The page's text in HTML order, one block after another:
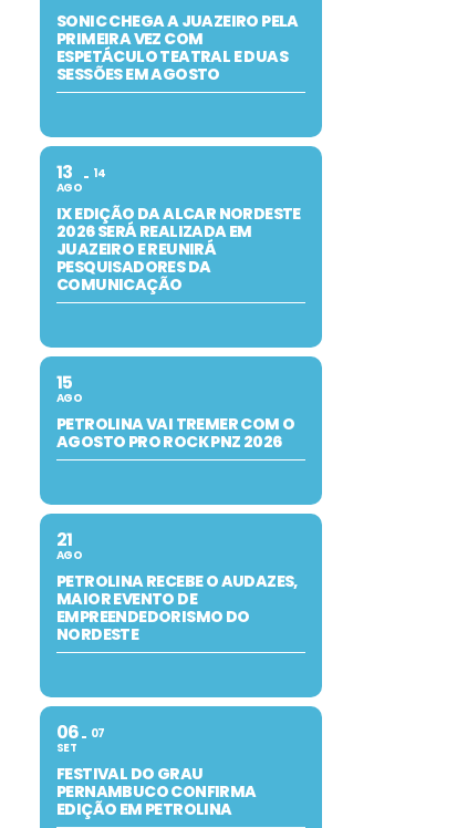
SONIC CHEGA A JUAZEIRO PELA
PRIMEIRA VEZ COM
ESPETÁCULO TEATRAL E DUAS
SESSÕES EM AGOSTO
13
AGO
14
IX EDIÇÃO DA ALCAR NORDESTE
2026 SERÁ REALIZADA EM
JUAZEIRO E REUNIRÁ
PESQUISADORES DA
COMUNICAÇÃO
15
AGO
PETROLINA VAI TREMER COM O
AGOSTO PRO ROCK PNZ 2026
21
AGO
PETROLINA RECEBE O AUDAZES,
MAIOR EVENTO DE
EMPREENDEDORISMO DO
NORDESTE
06
SET
07
FESTIVAL DO GRAU
PERNAMBUCO CONFIRMA
EDIÇÃO EM PETROLINA